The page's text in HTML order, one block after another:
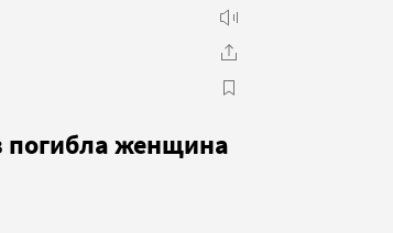
погибла женщина